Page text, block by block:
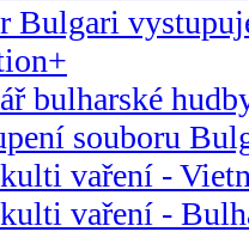
Bulgari
bulharské
souboru
vaření -
vaření -